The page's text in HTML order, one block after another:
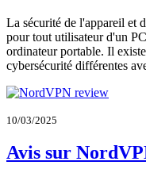
La sécurité de l'appareil et
pour tout utilisateur d'un
ordinateur portable. Il
cybersécurité différentes
10/03/2025
Avis sur